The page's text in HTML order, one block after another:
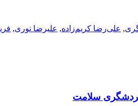
, علی‌رضا کریم‌زاده, علیرضا نوری,
سلامت